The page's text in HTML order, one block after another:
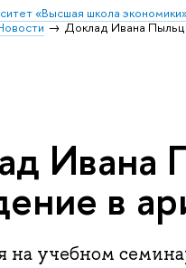
«Высшая школа
Доклад Ивана
Ивана
в
на учебном